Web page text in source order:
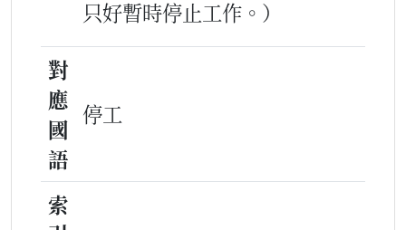
只好暫時停止工作。）
對
應
國
語
停工
索